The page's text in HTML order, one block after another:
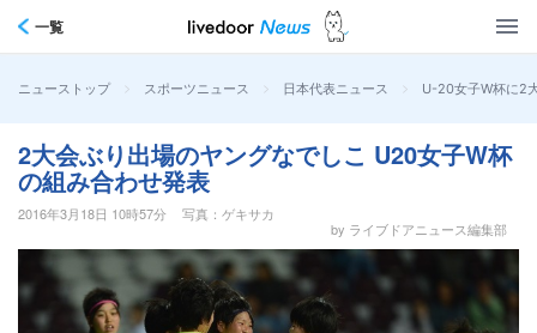
一覧
ニューストップ > スポーツニュース > 日本代表ニュース > U-20女子W杯に2
2大会ぶり出場のヤングなでしこ U20女子W杯
の組み合わせ発表
2016年3月18日 10時57分
写真：ゲキサカ
by ライブドアニュース編集部